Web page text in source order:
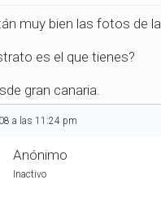
muy bien las fotos de
es el que tienes?
gran canaria.
a las 11:24 pm
Anónimo
Inactivo